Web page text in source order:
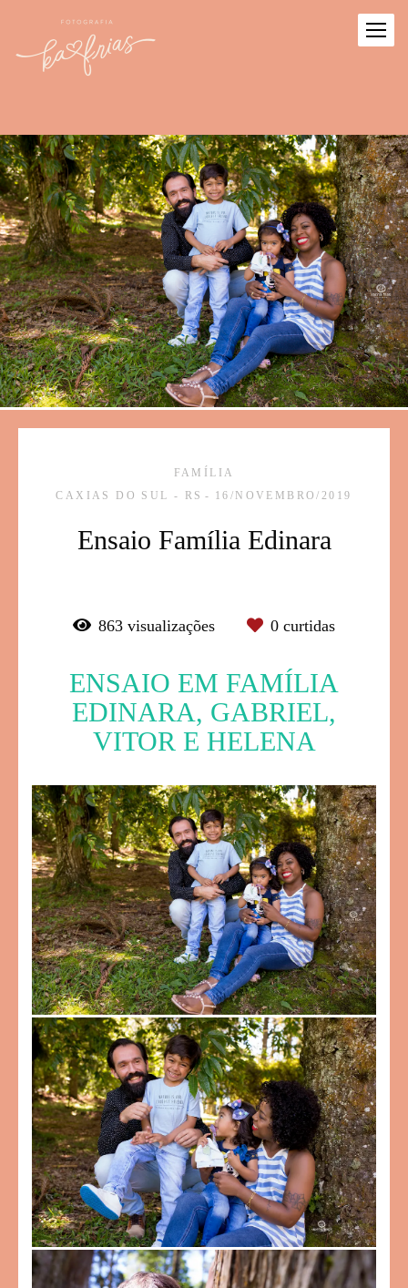
FAMÍLIA
CAXIAS DO SUL - RS
16/NOVEMBRO/2019
Ensaio Família Edinara
863 visualizações 0 curtidas
ENSAIO EM FAMÍLIA
EDINARA, GABRIEL,
VITOR E HELENA